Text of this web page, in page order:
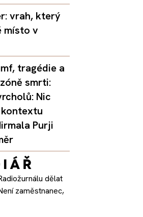
vrah, který
místo v
tragédie a
smrti:
Nic
kontextu
Purji